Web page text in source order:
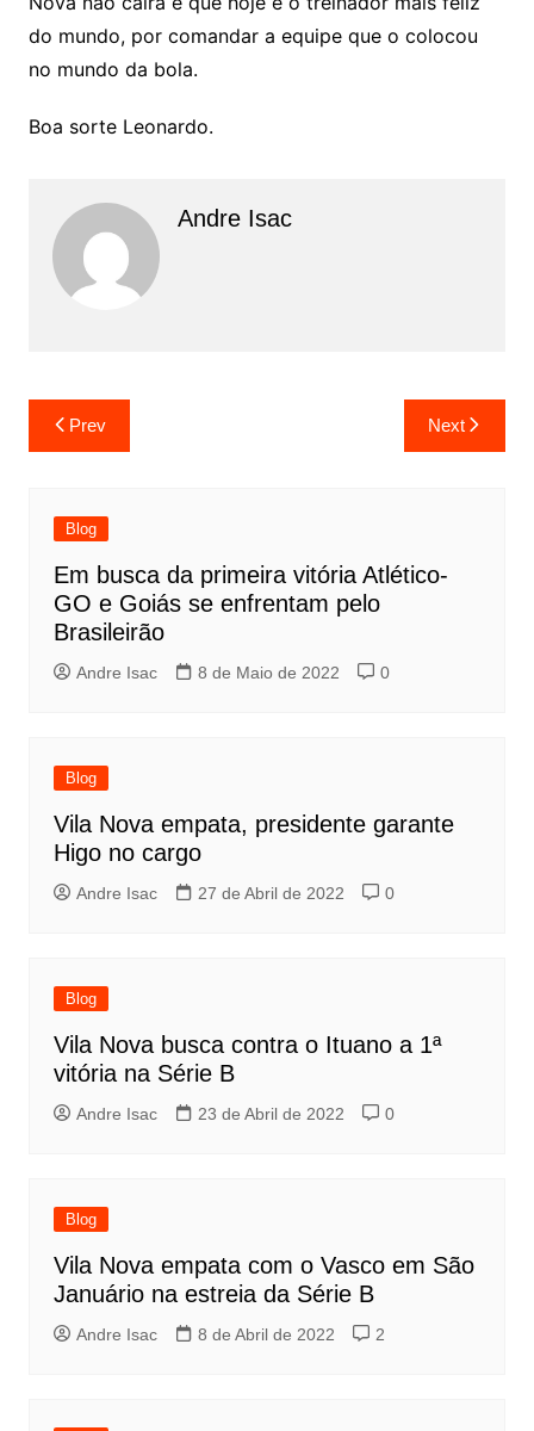
do mundo, por comandar a equipe que o colocou
no mundo da bola.
Boa sorte Leonardo.
Andre Isac
Prev Next
Blog
Em busca da primeira vitória Atlético-
GO e Goiás se enfrentam pelo
Brasileirão
Andre Isac 8 de Maio de 2022 0
Blog
Vila Nova empata, presidente garante
Higo no cargo
Andre Isac 27 de Abril de 2022 0
Blog
Vila Nova busca contra o Ituano a 1ª
vitória na Série B
Andre Isac 23 de Abril de 2022 0
Blog
Vila Nova empata com o Vasco em São
Januário na estreia da Série B
Andre Isac 8 de Abril de 2022 2